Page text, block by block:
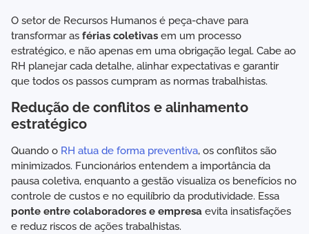
O setor de Recursos Humanos é peça-chave para
transformar as férias coletivas em um processo
estratégico, e não apenas em uma obrigação legal. Cabe ao
RH planejar cada detalhe, alinhar expectativas e garantir
que todos os passos cumpram as normas trabalhistas.
Redução de conflitos e alinhamento
estratégico
Quando o RH atua de forma preventiva, os conflitos são
minimizados. Funcionários entendem a importância da
pausa coletiva, enquanto a gestão visualiza os benefícios no
controle de custos e no equilíbrio da produtividade. Essa
ponte entre colaboradores e empresa evita insatisfações
e reduz riscos de ações trabalhistas.